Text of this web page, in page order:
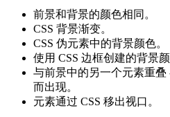
前景和背景的颜色相同。
CSS 背景渐变。
CSS 伪元素中的背景颜色。
使用 CSS 边框创建的背景颜
与前景中的另一个元素重
而出现。
元素通过 CSS 移出视口。